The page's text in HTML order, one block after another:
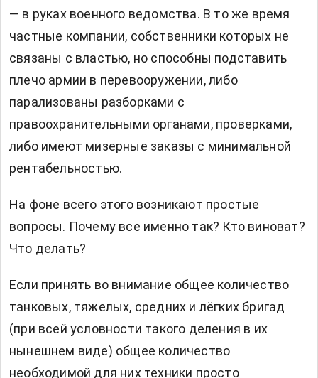
— в руках военного ведомства. В то же время
частные компании, собственники которых не
связаны с властью, но способны подставить
плечо армии в перевооружении, либо
парализованы разборками с
правоохранительными органами, проверками,
либо имеют мизерные заказы с минимальной
рентабельностью.
На фоне всего этого возникают простые
вопросы. Почему все именно так? Кто виноват?
Что делать?
Если принять во внимание общее количество
танковых, тяжелых, средних и лёгких бригад
(при всей условности такого деления в их
нынешнем виде) общее количество
необходимой для них техники просто